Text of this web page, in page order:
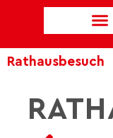
Rathausbesuch